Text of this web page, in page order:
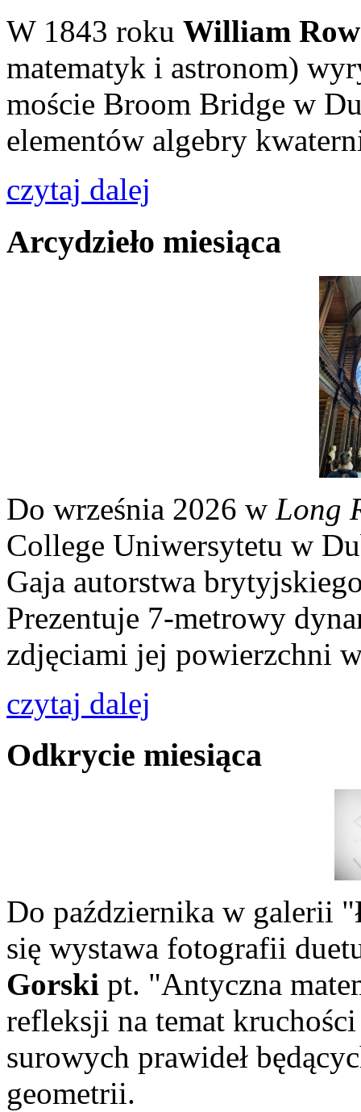
W 1843 roku William
matematyk i astronom)
moście Broom Bridge w
elementów algebry
czytaj dalej
Arcydzieło miesiąca
Do września 2026 w Long
College Uniwersytetu w
Gaja autorstwa
Prezentuje 7-metrowy
zdjęciami jej powierzchni
czytaj dalej
Odkrycie miesiąca
Do października w galerii
się wystawa fotografii
Gorski pt. "Antyczna
refleksji na temat
surowych prawideł
geometrii.